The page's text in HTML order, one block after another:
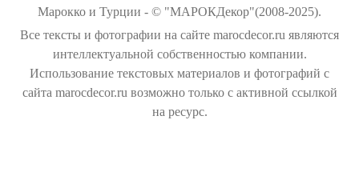
Марокко и Турции - © "МАРОКДекор"(2008-2025).
Все тексты и фотографии на сайте marocdecor.ru являются
интеллектуальной собственностью компании.
Использование текстовых материалов и фотографий с
сайта marocdecor.ru возможно только с активной ссылкой
на ресурс.